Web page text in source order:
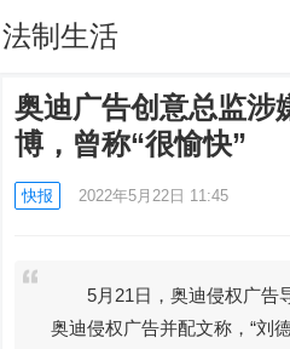
法制生活
奥迪广告创意总监涉
博，曾称“很愉快”
快报 2022年5月22日 11:45
5月21日，奥迪侵权广告
奥迪侵权广告并配文称，“刘